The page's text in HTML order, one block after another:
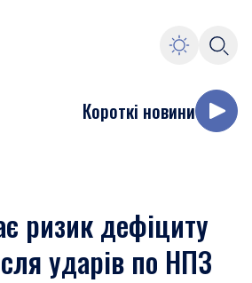
Короткі новини
ризик дефіциту
ударів по НПЗ